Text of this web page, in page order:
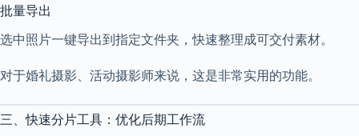
批量导出
选中照片一键导出到指定文件夹，快速整理成可交付素材。
对于婚礼摄影、活动摄影师来说，这是非常实用的功能。
三、快速分片工具：优化后期工作流